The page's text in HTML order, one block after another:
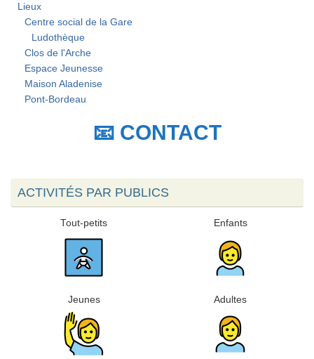
Lieux
Centre social de la Gare
Ludothèque
Clos de l'Arche
Espace Jeunesse
Maison Aladenise
Pont-Bordeau
📧 CONTACT
ACTIVITÉS PAR PUBLICS
Tout-petits Enfants
Jeunes Adultes